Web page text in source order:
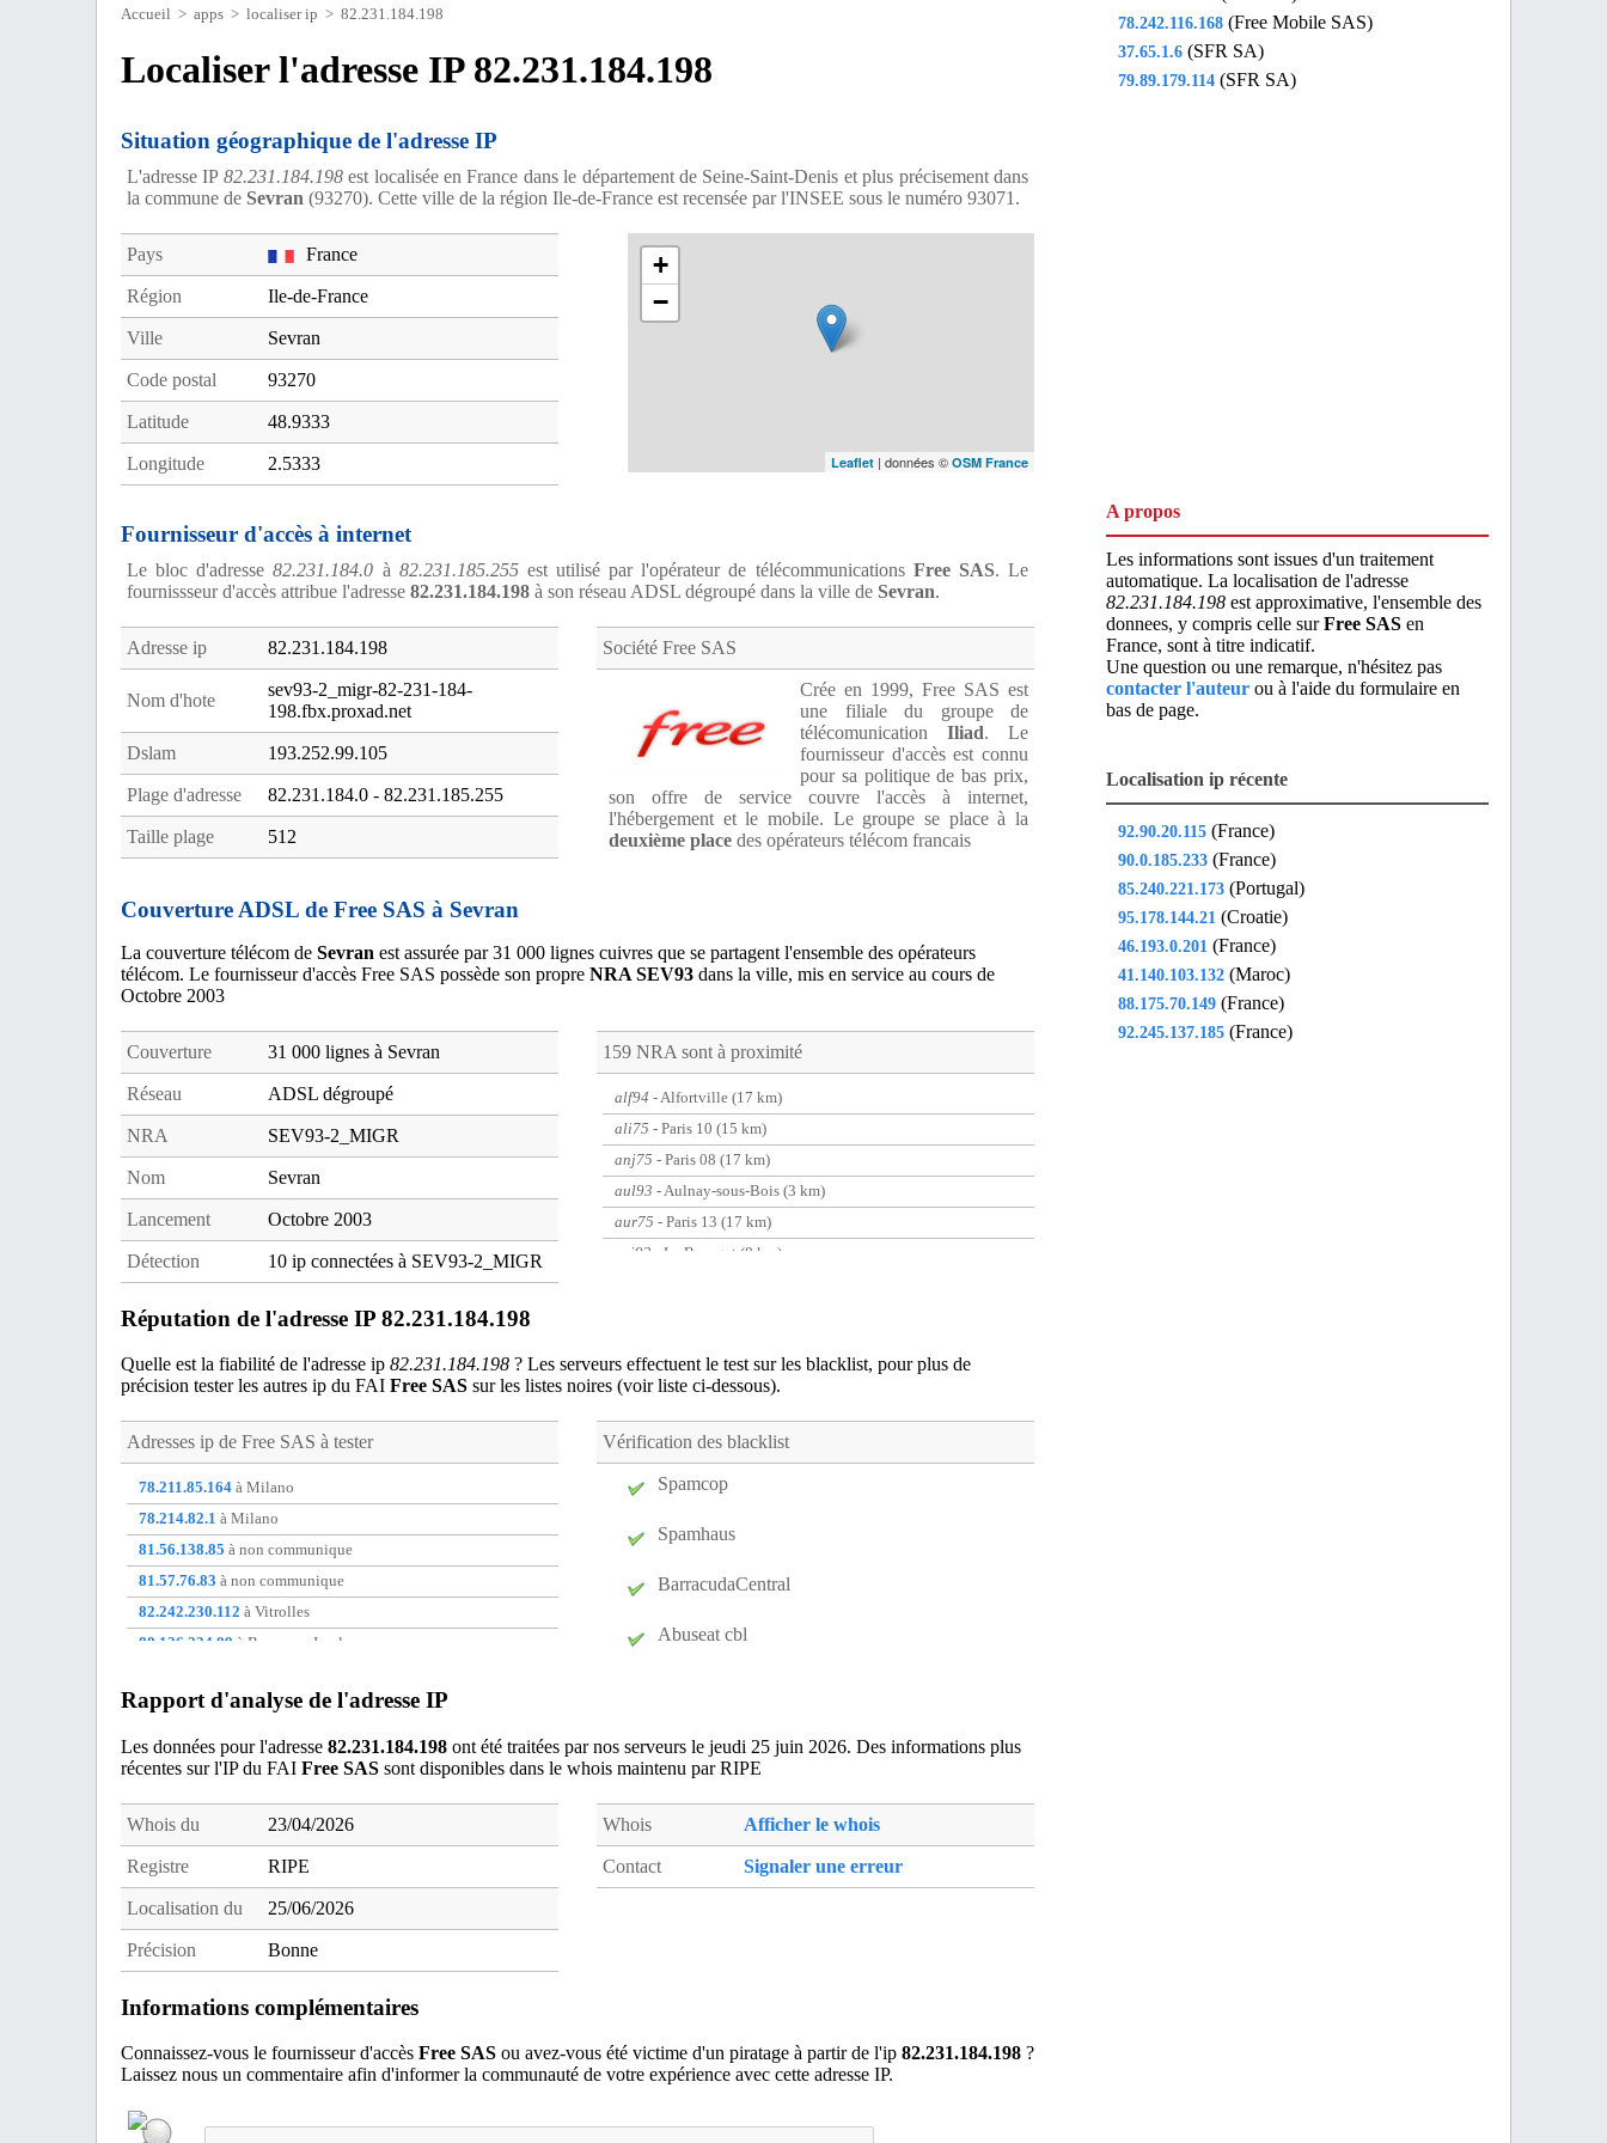
Accueil > apps > localiser ip > 82.231.184.198
Localiser l'adresse IP 82.231.184.198
Situation géographique de l'adresse IP
L'adresse IP 82.231.184.198est localisée en France dans le département de Seine-Saint-Denis et plus précisement dans
la commune de Sevran (93270). Cette ville de la région Ile-de-France est recensée par l'INSEE sous le numéro 93071.
Pays France
Région Ile-de-France
Ville Sevran
Code postal 93270
Latitude 48.9333
Longitude 2.5333
+
−
Leaflet | données © OSM France
Fournisseur d'accès à internet
Le bloc d'adresse82.231.184.0 à 82.231.185.255est utilisé par l'opérateur de télécommunications Free SAS. Le
fournissseur d'accès attribue l'adresse 82.231.184.198 à son réseau ADSL dégroupé dans la ville de Sevran.
Adresse ip 82.231.184.198
Nom d'hote
sev93-2_migr-82-231-184-
198.fbx.proxad.net
Dslam 193.252.99.105
Plage d'adresse 82.231.184.0 - 82.231.185.255
Taille plage 512
Société Free SAS
Crée en 1999, Free SAS est
une filiale du groupe de
télécomunication Iliad. Le
fournisseur d'accès est connu
pour sa politique de bas prix,
son offre de service couvre l'accès à internet,
l'hébergement et le mobile. Le groupe se place à la
deuxième place des opérateurs télécom francais
Couverture ADSL de Free SAS à Sevran
La couverture télécom de Sevran est assurée par 31 000 lignes cuivres que se partagent l'ensemble des opérateurs
télécom. Le fournisseur d'accès Free SAS possède son propre NRA SEV93 dans la ville, mis en service au cours de
Octobre 2003
Couverture 31 000 lignes à Sevran
Réseau ADSL dégroupé
NRA SEV93-2_MIGR
Nom Sevran
Lancement Octobre 2003
Détection 10 ip connectées à SEV93-2_MIGR
159 NRA sont à proximité
alf94 - Alfortville (17 km)
ali75 - Paris 10 (15 km)
anj75 - Paris 08 (17 km)
aul93 - Aulnay-sous-Bois (3 km)
aur75 - Paris 13 (17 km)
avi93 - Le Bourget (8 km)
bea75
- Paris 08 (17 km)
blm93- Le Blanc-mesnil (6 km)
bob75
- Paris 13 (17 km)
bre75
- Paris 12 (15 km)
- Bussy-saint-georges (15 km)
cha75- Paris 15 (20 km)
- Chelles (8 km)
chp75- Paris 18 (15 km)
chr77- Charmentray (18 km)
cou93- La Courneuve (11 km)
cre94- Creteil (17 km)
Réputation de l'adresse IP 82.231.184.198
Quelle est la fiabilité de l'adresse ip 82.231.184.198 ? Les serveurs effectuent le test sur les blacklist, pour plus de
précision tester les autres ip du FAI Free SAS sur les listes noires (voir liste ci-dessous).
Adresses ip de Free SAS à tester
78.211.85.164 à Milano
78.214.82.1 à Milano
81.56.138.85 à non communique
81.57.76.83 à non communique
82.242.230.112 à Vitrolles
88.126.234.89 à Besse-sur-Issole
88.160.22.172à Perpignan
91.161.2.136
à non communique
91.170.194.41à non communique
Vérification des blacklist
Spamcop
Spamhaus
BarracudaCentral
Abuseat cbl
Rapport d'analyse de l'adresse IP
Les données pour l'adresse 82.231.184.198 ont été traitées par nos serveurs le jeudi 25 juin 2026. Des informations plus
récentes sur l'IP du FAI Free SAS sont disponibles dans le whois maintenu par RIPE
Whois du 23/04/2026
Registre RIPE
Localisation du 25/06/2026
Précision Bonne
Whois Afficher le whois
Contact Signaler une erreur
Informations complémentaires
Connaissez-vous le fournisseur d'accès Free SAS ou avez-vous été victime d'un piratage à partir de l'ip 82.231.184.198 ?
Laissez nous un commentaire afin d'informer la communauté de votre expérience avec cette adresse IP.
78.242.116.168 (Free Mobile SAS)
37.65.1.6 (SFR SA)
79.89.179.114 (SFR SA)
A propos
Les informations sont issues d'un traitement
automatique. La localisation de l'adresse
82.231.184.198 est approximative, l'ensemble des
donnees, y compris celle surFree SAS en
France, sont à titre indicatif.
Une question ou une remarque, n'hésitez pas
contacter l'auteur ou à l'aide du formulaire en
bas de page.
Localisation ip récente
92.90.20.115 (France)
90.0.185.233 (France)
85.240.221.173 (Portugal)
95.178.144.21 (Croatie)
46.193.0.201 (France)
41.140.103.132 (Maroc)
88.175.70.149 (France)
92.245.137.185 (France)